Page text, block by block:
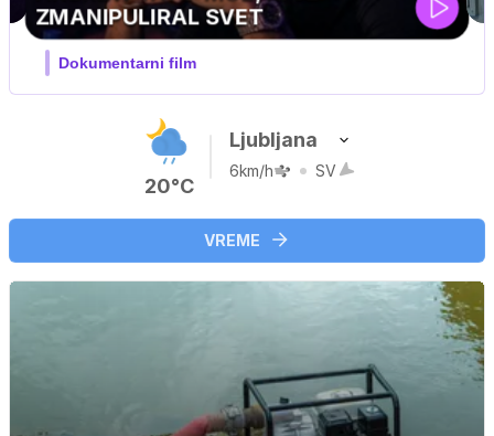
MOJ PRIJATELJ PINGVIN
Film meseca / družinski, pustolovski
20°C
Ljubljana
6km/h SV
VREME